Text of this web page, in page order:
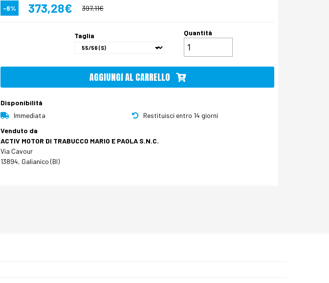
-6% 373,28€ 397,11€
Taglia Quantità
AGGIUNGI AL CARRELLO
Disponibilità
Immediata
Restituisci entro 14 giorni
Venduto da
ACTIV MOTOR DI TRABUCCO MARIO E PAOLA S.N.C.
Via Cavour
13894, Galianico (BI)